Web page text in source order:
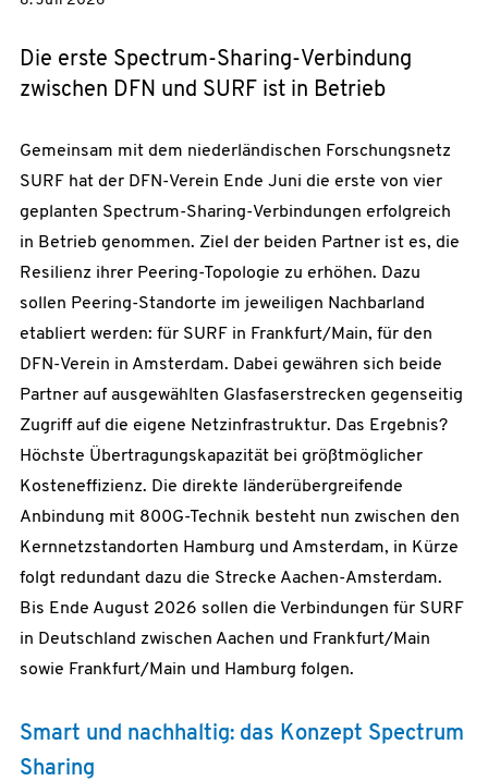
Die erste Spectrum-Sharing-Verbindung
zwischen DFN und SURF ist in Betrieb
Gemeinsam mit dem niederländischen Forschungsnetz
SURF hat der DFN-Verein Ende Juni die erste von vier
geplanten Spectrum-Sharing-Verbindungen erfolgreich
in Betrieb genommen. Ziel der beiden Partner ist es, die
Resilienz ihrer Peering-Topologie zu erhöhen. Dazu
sollen Peering-Standorte im jeweiligen Nachbarland
etabliert werden: für SURF in Frankfurt/Main, für den
DFN-Verein in Amsterdam. Dabei gewähren sich beide
Partner auf ausgewählten Glasfaserstrecken gegenseitig
Zugriff auf die eigene Netzinfrastruktur. Das Ergebnis?
Höchste Übertragungskapazität bei größtmöglicher
Kosteneffizienz. Die direkte länderübergreifende
Anbindung mit 800G-Technik besteht nun zwischen den
Kernnetzstandorten Hamburg und Amsterdam, in Kürze
folgt redundant dazu die Strecke Aachen-Amsterdam.
Bis Ende August 2026 sollen die Verbindungen für SURF
in Deutschland zwischen Aachen und Frankfurt/Main
sowie Frankfurt/Main und Hamburg folgen.
Smart und nachhaltig: das Konzept Spectrum
Sharing